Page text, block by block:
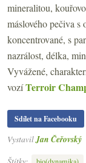
mineralitou,
máslového pečiva s
koncentrované, s
nazrálost, délka,
Vyvážené,
vozíTerroir
Sdílet na Facebooku
Vystavil Jan Čeřovský